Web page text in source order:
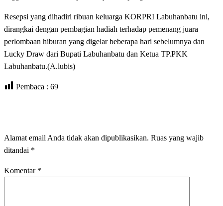
Resepsi yang dihadiri ribuan keluarga KORPRI Labuhanbatu ini,
dirangkai dengan pembagian hadiah terhadap pemenang juara
perlombaan hiburan yang digelar beberapa hari sebelumnya dan
Lucky Draw dari Bupati Labuhanbatu dan Ketua TP.PKK
Labuhanbatu.(A.lubis)
Pembaca : 69
Alamat email Anda tidak akan dipublikasikan. Ruas yang wajib
ditandai *
Komentar *